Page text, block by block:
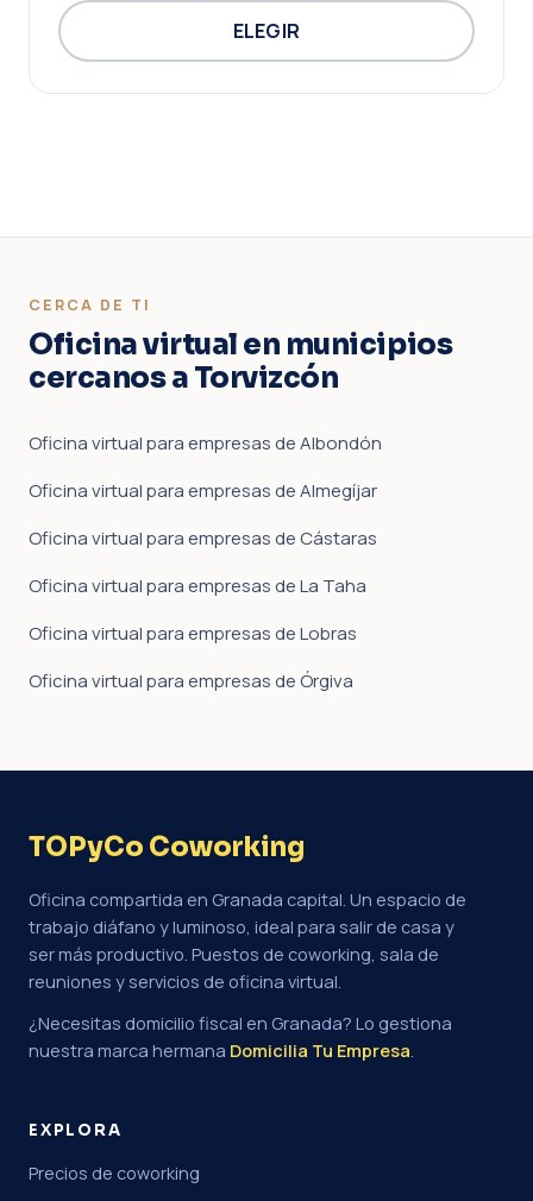
ELEGIR
CERCA DE TI
Oficina virtual en municipios
cercanos a Torvizcón
Oficina virtual para empresas de Albondón
Oficina virtual para empresas de Almegíjar
Oficina virtual para empresas de Cástaras
Oficina virtual para empresas de La Taha
Oficina virtual para empresas de Lobras
Oficina virtual para empresas de Órgiva
TOPyCo Coworking
Oficina compartida en Granada capital. Un espacio de
trabajo diáfano y luminoso, ideal para salir de casa y
ser más productivo. Puestos de coworking, sala de
reuniones y servicios de oficina virtual.
¿Necesitas domicilio fiscal en Granada? Lo gestiona
nuestra marca hermana Domicilia Tu Empresa.
EXPLORA
Precios de coworking